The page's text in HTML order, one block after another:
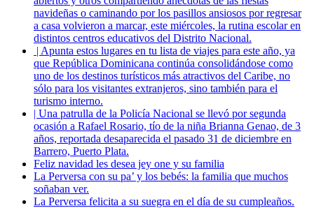
navideñas o caminando por los pasillos ansiosos por regresar
a casa volvieron a marcar, este miércoles, la rutina escolar en
distintos centros educativos del Distrito Nacional.
| Apunta estos lugares en tu lista de viajes para este año, ya
que República Dominicana continúa consolidándose como
uno de los destinos turísticos más atractivos del Caribe, no
sólo para los visitantes extranjeros, sino también para el
turismo interno.
| Una patrulla de la Policía Nacional se llevó por segunda
ocasión a Rafael Rosario, tío de la niña Brianna Genao, de 3
años, reportada desaparecida el pasado 31 de diciembre en
Barrero, Puerto Plata.
Feliz navidad les desea jey one y su familia
La Perversa con su pa’ y los bebés: la familia que muchos
soñaban ver.
La Perversa felicita a su suegra en el día de su cumpleaños.